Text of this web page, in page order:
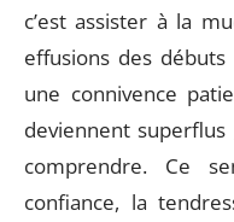
c’est assister à la
effusions des débuts
une connivence
deviennent
comprendre. Ce
confiance, la